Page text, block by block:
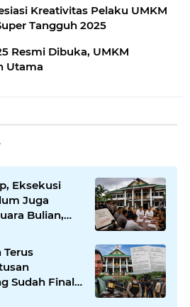
Kreativitas Pelaku UMKM
Tangguh 2025
Resmi Dibuka, UMKM
Utama
Eksekusi
Juga
Bulian,
Terus
Sudah Final,
Belum